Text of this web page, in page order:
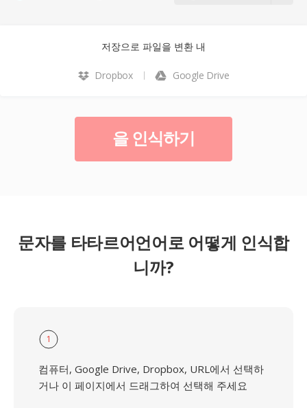
저장으로 파일을 변환 내
Dropbox Google Drive
을 인식하기
문자를 타타르어언어로 어떻게 인식합
니까?
1
컴퓨터, Google Drive, Dropbox, URL에서 선택하
거나 이 페이지에서 드래그하여 선택해 주세요